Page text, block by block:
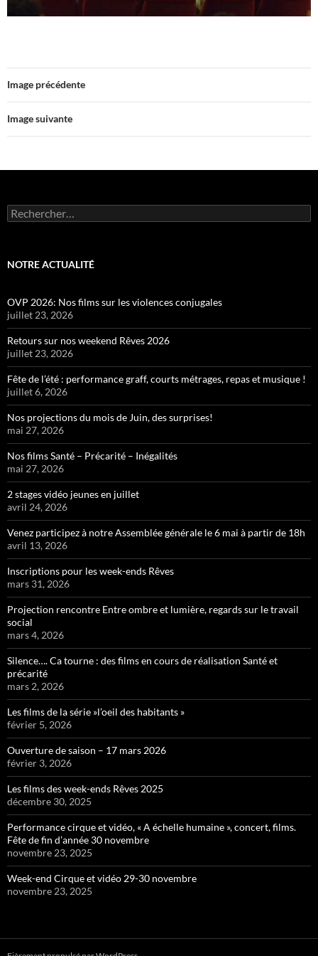
Image précédente
Image suivante
Rechercher :
NOTRE ACTUALITÉ
OVP 2026: Nos films sur les violences conjugales
juillet 23, 2026
Retours sur nos weekend Rêves 2026
juillet 23, 2026
Fête de l’été : performance graff, courts métrages, repas et musique !
juillet 6, 2026
Nos projections du mois de Juin, des surprises!
mai 27, 2026
Nos films Santé – Précarité – Inégalités
mai 27, 2026
2 stages vidéo jeunes en juillet
avril 24, 2026
Venez participez à notre Assemblée générale le 6 mai à partir de 18h
avril 13, 2026
Inscriptions pour les week-ends Rêves
mars 31, 2026
Projection rencontre Entre ombre et lumière, regards sur le travail
social
mars 4, 2026
Silence…. Ca tourne : des films en cours de réalisation Santé et
précarité
mars 2, 2026
Les films de la série »l’oeil des habitants »
février 5, 2026
Ouverture de saison – 17 mars 2026
février 3, 2026
Les films des week-ends Rêves 2025
décembre 30, 2025
Performance cirque et vidéo, « A échelle humaine », concert, films.
Fête de fin d’année 30 novembre
novembre 23, 2025
Week-end Cirque et vidéo 29-30 novembre
novembre 23, 2025